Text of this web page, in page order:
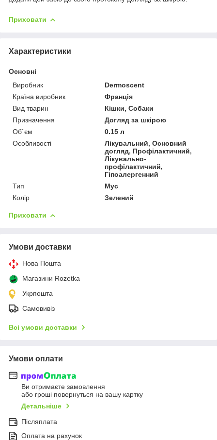
Приховати
Характеристики
Основні
Виробник
Dermoscent
Країна виробник
Франція
Вид тварин
Кішки, Собаки
Призначення
Догляд за шкірою
Об`єм
0.15 л
Особливості
Лікувальний, Основний
догляд, Профілактичний,
Лікувально-
профілактичний,
Гіпоалергенний
Тип
Мус
Колір
Зелений
Приховати
Умови доставки
Нова Пошта
Магазини Rozetka
Укрпошта
Самовивіз
Всі умови доставки
Умови оплати
Ви отримаєте замовлення
або гроші повернуться на вашу картку
Детальніше
Післяплата
Оплата на рахунок